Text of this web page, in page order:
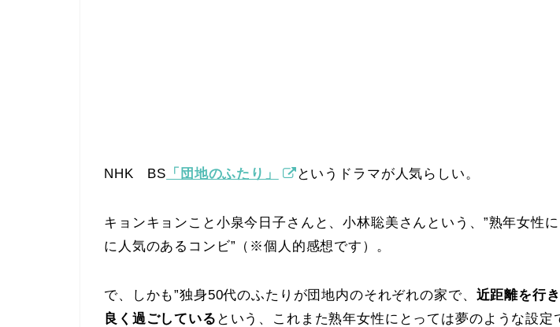
NHK BS 「団地のふたり」 というドラマが人気らしい。
キョンキョンこと小泉今日子さんと、小林聡美さんという、”熟年女性
に人気のあるコンビ”（※個人的感想です）。
で、しかも”独身50代のふたりが団地内のそれぞれの家で、 近距離を行
良く過ごしている という、これまた熟年女性にとっては夢のような設定